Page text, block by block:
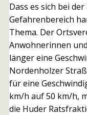
Dass es sich bei
Gefahrenbereich
Thema. Der
Anwohnerinnen
länger eine
Nordenholzer
für eine
km/h auf 50 km/h,
die Huder